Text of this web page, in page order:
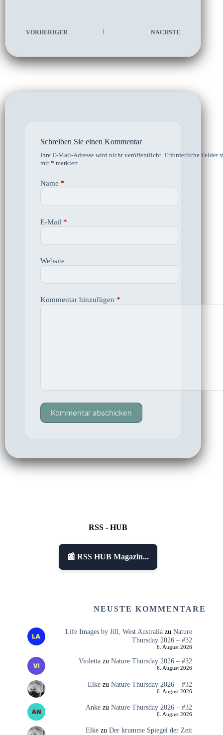
VORHERIGER NÄCHSTE
Schreiben Sie einen Kommentar
Ihre E-Mail-Adresse wird nicht veröffentlicht. Erforderliche Felder
mit * markiert
Name *
E-Mail *
Website
Kommentar hinzufügen *
Kommentar abschicken
RSS - HUB
📰 RSS HUB Magazin...
NEUSTE KOMMENTARE
Life Images by Jill, West Australiazu Nature
Thursday 2026 – #32
6. August 2026
Violettazu Nature Thursday 2026 – #32
6. August 2026
Elkezu Nature Thursday 2026 – #32
6. August 2026
Ankezu Nature Thursday 2026 – #32
6. August 2026
Elkezu Der krumme Spiegel der Zeit